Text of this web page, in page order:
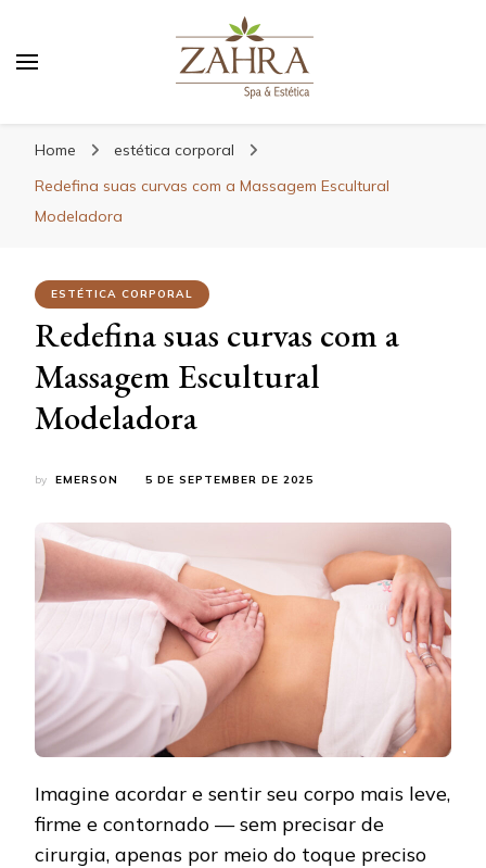
e relaxamento
Home
estética corporal
Redefina suas curvas com a Massagem Escultural
Modeladora
ESTÉTICA CORPORAL
Redefina suas curvas com a
Massagem Escultural
Modeladora
by EMERSON 5 DE SEPTEMBER DE 2025
Imagine acordar e sentir seu corpo mais leve,
firme e contornado — sem precisar de
cirurgia, apenas por meio do toque preciso